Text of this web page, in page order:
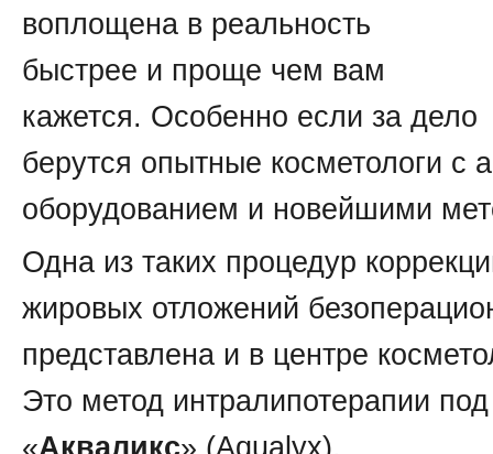
воплощена в реальность
быстрее и проще чем вам
кажется. Особенно если за дело
берутся опытные косметологи с
оборудованием и новейшими
Одна из таких процедур
жировых отложений
представлена и в центре
Это метод интралипотерапии
«Акваликс» (Aqualyx).